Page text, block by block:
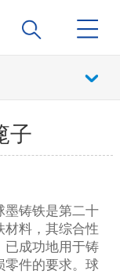
子
墨铸铁是第二十
材料，其综合性
已成功地用于铸
零件的要求。球